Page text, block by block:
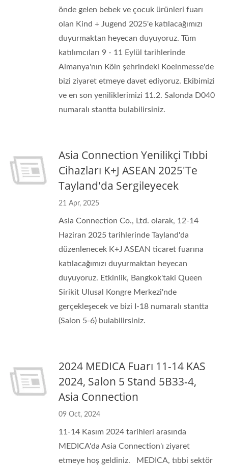
önde gelen bebek ve çocuk ürünleri fuarı
olan Kind + Jugend 2025'e katılacağımızı
duyurmaktan heyecan duyuyoruz. Tüm
katılımcıları 9 - 11 Eylül tarihlerinde
Almanya'nın Köln şehrindeki Koelnmesse'de
bizi ziyaret etmeye davet ediyoruz. Ekibimizi
ve en son yeniliklerimizi 11.2. Salonda D040
numaralı stantta bulabilirsiniz.
Asia Connection Yenilikçi Tıbbi
Cihazları K+J ASEAN 2025'te
Tayland'da Sergileyecek
21 Apr, 2025
Asia Connection Co., Ltd. olarak, 12-14
Haziran 2025 tarihlerinde Tayland'da
düzenlenecek K+J ASEAN ticaret fuarına
katılacağımızı duyurmaktan heyecan
duyuyoruz. Etkinlik, Bangkok'taki Queen
Sirikit Ulusal Kongre Merkezi'nde
gerçekleşecek ve bizi I-18 numaralı stantta
(Salon 5-6) bulabilirsiniz.
2024 MEDICA Fuarı 11-14 KAS
2024, Salon 5 Stand 5B33-4,
Asia Connection
09 Oct, 2024
11-14 Kasım 2024 tarihleri arasında
MEDICA'da Asia Connection'ı ziyaret
etmeye hoş geldiniz. MEDICA, tıbbi sektör